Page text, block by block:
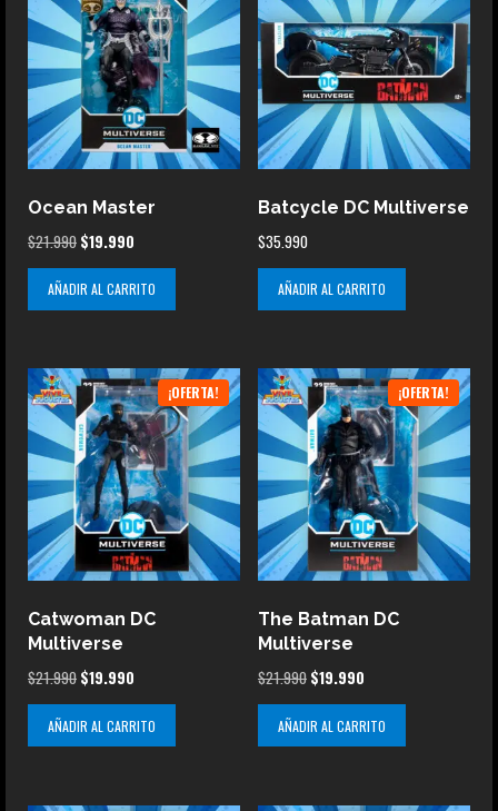
Ocean Master
$21.990 El
precio
original
era:
$19.990
precio
actual
es:
AÑADIR AL CARRITO
Batcycle DC Multiverse
$35.990
AÑADIR AL CARRITO
¡OFERTA!
Catwoman DC
Multiverse
$21.990 El
precio
original
era:
$19.990
precio
actual
es:
AÑADIR AL CARRITO
¡OFERTA!
The Batman DC
Multiverse
$21.990 El
precio
original
era:
$19.990El
precio
actual
es:
AÑADIR AL CARRITO